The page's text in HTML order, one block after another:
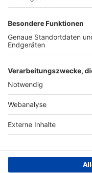
TOP-PARTNER
Nutzungsbedingungen